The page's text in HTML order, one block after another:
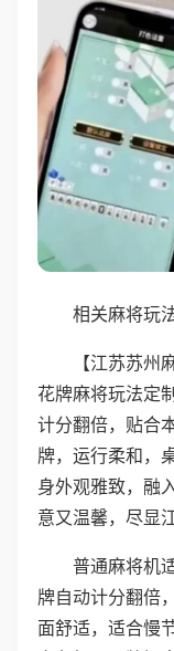
相关麻将玩
【江苏苏州
花牌麻将玩法定
计分翻倍，贴合
牌，运行柔和，
身外观雅致，融
意又温馨，尽显
普通麻将机
牌自动计分翻倍
面舒适，适合慢